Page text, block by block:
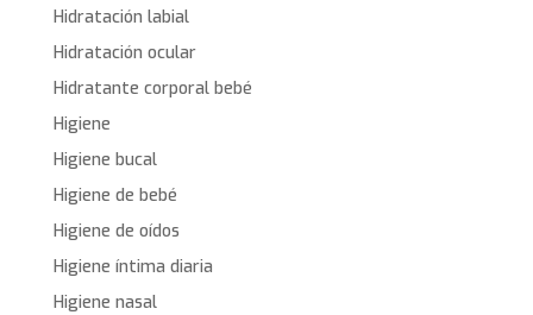
Hidratación labial
Hidratación ocular
Hidratante corporal bebé
Higiene
Higiene bucal
Higiene de bebé
Higiene de oídos
Higiene íntima diaria
Higiene nasal